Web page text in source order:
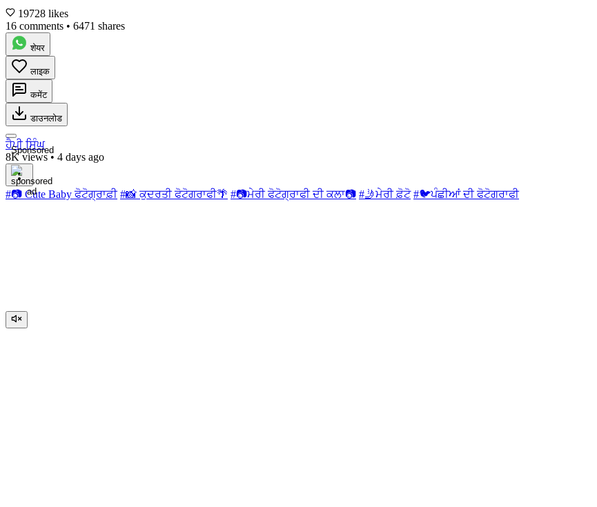
19728 likes
16 comments • 6471 shares
शेयर
लाइक
कमेंट
डाउनलोड
Sponsored
ਹੈਪੀ ਸਿੰਘ
8K views • 4 days ago
#📷 Cute Baby ਫੋਟੋਗ੍ਰਾਫ਼ੀ #📸 ਕੁਦਰਤੀ ਫੋਟੋਗਰਾਫੀ🌴 #📷ਮੇਰੀ ਫੋਟੋਗ੍ਰਾਫੀ ਦੀ ਕਲਾ📷 #🤳ਮੇਰੀ ਫ਼ੋਟੋ #🐦ਪੰਛੀਆਂ ਦੀ ਫੋਟੋਗਰਾਫੀ